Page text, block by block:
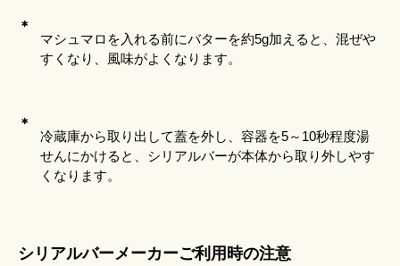
＊
マシュマロを入れる前にバターを約5g加えると、混ぜや
すくなり、風味がよくなります。
＊
冷蔵庫から取り出して蓋を外し、容器を5～10秒程度湯
せんにかけると、シリアルバーが本体から取り外しやす
くなります。
シリアルバーメーカーご利用時の注意